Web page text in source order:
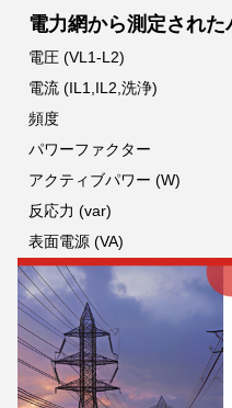
電力網から測定された
電圧 (VL1-L2)
電流 (IL1,IL2,洗浄)
頻度
パワーファクター
アクティブパワー (W)
反応力 (var)
表面電源 (VA)